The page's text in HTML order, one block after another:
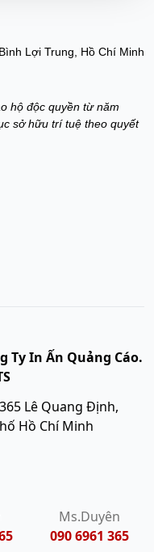
Lợi Trung, Hồ Chí Minh
hộ độc quyền từ năm
sở hữu trí tuệ theo quyết
Ty In Ấn Quảng Cáo.
Lê Quang Định,
Hồ Chí Minh
Ms.Duyên
090 6961 365